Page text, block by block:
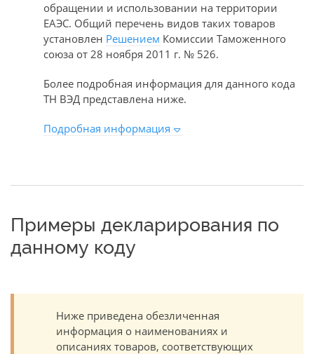
обращении и использовании на территории
ЕАЭС. Общий перечень видов таких товаров
установлен Решением Комиссии Таможенного
союза от 28 ноября 2011 г. № 526.
Более подробная информация для данного кода
ТН ВЭД представлена ниже.
Подробная информация
Примеры декларирования по
данному коду
Ниже приведена обезличенная
информация о наименованиях и
описаниях товаров, соответствующих